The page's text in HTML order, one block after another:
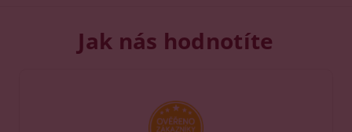
Jak nás hodnotíte